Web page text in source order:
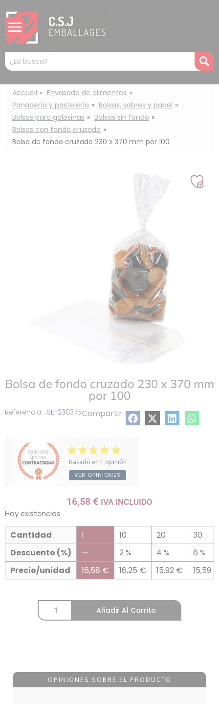
Mots
clés
:
Accueil
Envasado de alimentos
Panadería y pastelería
Bolsas, sobres y papel
Bolsas para golosinas
Bolsas sin fondo
Bolsas con fondo cruzado
Bolsa de fondo cruzado 230 x 370 mm por 100
Referencia : SEF230375Compartir :
Bolsa de fondo cruzado 230 x 370 mm
por 100
Basado en 1 opinión
VER OPINIONES
16,58 € IVA INCLUIDO
Hay existencias
Cantidad
Descuento (%)
Precio/unidad
1
—
16,58 €
10
2 %
16,25 €
20
4 %
15,92 €
30
6 %
15,59
Añadir Al Carrito
OPINIONES SOBRE EL PRODUCTO